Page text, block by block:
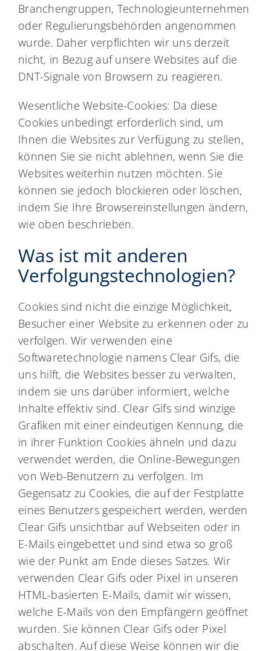
Branchengruppen, Technologieunternehmen
oder Regulierungsbehörden angenommen
wurde. Daher verpflichten wir uns derzeit
nicht, in Bezug auf unsere Websites auf die
DNT-Signale von Browsern zu reagieren.
Wesentliche Website-Cookies: Da diese
Cookies unbedingt erforderlich sind, um
Ihnen die Websites zur Verfügung zu stellen,
können Sie sie nicht ablehnen, wenn Sie die
Websites weiterhin nutzen möchten. Sie
können sie jedoch blockieren oder löschen,
indem Sie Ihre Browsereinstellungen ändern,
wie oben beschrieben.
Was ist mit anderen
Verfolgungstechnologien?
Cookies sind nicht die einzige Möglichkeit,
Besucher einer Website zu erkennen oder zu
verfolgen. Wir verwenden eine
Softwaretechnologie namens Clear Gifs, die
uns hilft, die Websites besser zu verwalten,
indem sie uns darüber informiert, welche
Inhalte effektiv sind. Clear Gifs sind winzige
Grafiken mit einer eindeutigen Kennung, die
in ihrer Funktion Cookies ähneln und dazu
verwendet werden, die Online-Bewegungen
von Web-Benutzern zu verfolgen. Im
Gegensatz zu Cookies, die auf der Festplatte
eines Benutzers gespeichert werden, werden
Clear Gifs unsichtbar auf Webseiten oder in
E-Mails eingebettet und sind etwa so groß
wie der Punkt am Ende dieses Satzes. Wir
verwenden Clear Gifs oder Pixel in unseren
HTML-basierten E-Mails, damit wir wissen,
welche E-Mails von den Empfängern geöffnet
wurden. Sie können Clear Gifs oder Pixel
abschalten. Auf diese Weise können wir die